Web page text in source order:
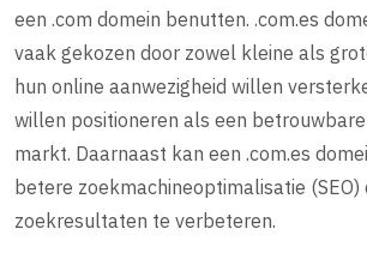
een .com domein benutten. .com.es
vaak gekozen door zowel kleine als
hun online aanwezigheid willen
willen positioneren als een
markt. Daarnaast kan een .com.es
betere zoekmachineoptimalisatie
zoekresultaten te verbeteren.